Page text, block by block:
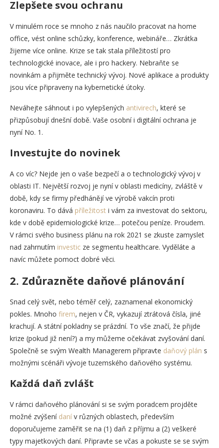
Zlepšete svou ochranu
V minulém roce se mnoho z nás naučilo pracovat na home
office, vést online schůzky, konference, webináře… Zkrátka
žijeme více online. Krize se tak stala příležitostí pro
technologické inovace, ale i pro hackery. Nebraňte se
novinkám a přijměte technický vývoj. Nové aplikace a produkty
jsou více připraveny na kybernetické útoky.
Neváhejte sáhnout i po vylepšených antivirech, které se
přizpůsobují dnešní době. Vaše osobní i digitální ochrana je
nyní No. 1.
Investujte do novinek
A co víc? Nejde jen o vaše bezpečí a o technologický vývoj v
oblasti IT. Největší rozvoj je nyní v oblasti medicíny, zvláště v
době, kdy se firmy předhánějí ve výrobě vakcín proti
koronaviru. To dává příležitost i vám za investovat do sektoru,
kde v době epidemiologické krize… potečou peníze. Proudem.
V rámci svého business plánu na rok 2021 se zkuste zamyslet
nad zahrnutím investic ze segmentu healthcare. Vyděláte a
navíc můžete pomoct dobré věci.
2. Zdůrazněte daňové plánování
Snad celý svět, nebo téměř celý, zaznamenal ekonomický
pokles. Mnoho firem, nejen v ČR, vykazují ztrátová čísla, jiné
krachují. A státní pokladny se prázdní. To vše značí, že přijde
krize (pokud již není?) a my můžeme očekávat zvyšování daní.
Společně se svým Wealth Managerem připravte daňový plán s
možnými scénáři vývoje tuzemského daňového systému.
Každá daň zvlášt
V rámci daňového plánování si se svým poradcem projděte
možné zvýšení daní v různých oblastech, především
doporučujeme zaměřit se na (1) daň z příjmu a (2) veškeré
typy majetkových daní. Připravte se včas a pokuste se se svým